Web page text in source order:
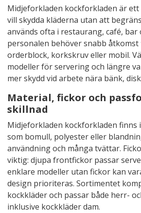
Midjeforkladen kockforkladen är ett
vill skydda kläderna utan att
används ofta i restaurang, café, bar
personalen behöver snabb åtkomst
orderblock, korkskruv eller mobil.
modeller för servering och längre
mer skydd vid arbete nära bänk,
Material, fickor och
skillnad
Midjeforkladen kockforkladen finns
som bomull, polyester eller
användning och många tvättar.
viktig: djupa frontfickor passar
enklare modeller utan fickor kan
design prioriteras. Sortimentet
kockkläder och passar både herr-
inklusive kockkläder dam.